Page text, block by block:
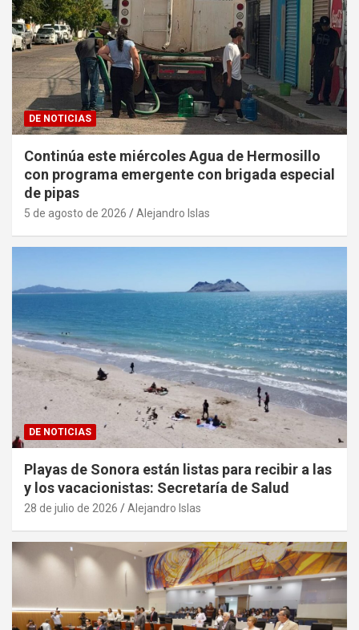
DE NOTICIAS
Continúa este miércoles Agua de Hermosillo
con programa emergente con brigada especial
de pipas
5 de agosto de 2026 Alejandro Islas
DE NOTICIAS
Playas de Sonora están listas para recibir a las
y los vacacionistas: Secretaría de Salud
28 de julio de 2026 Alejandro Islas